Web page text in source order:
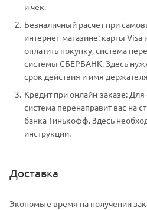
и чек.
Безналичный расчет при
интернет-магазине: карты
оплатить покупку, система
системы СБЕРБАНК. Здесь
срок действия и имя держателя.
Кредит при онлайн-заказе:
система перенаправит вас на
банка Тинькофф. Здесь
инструкции.
Доставка
Экономьте время на получении